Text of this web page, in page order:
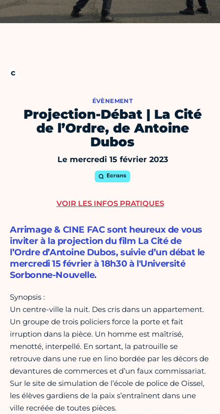
ÉVÈNEMENT
Projection-Débat | La Cité
de l’Ordre, de Antoine
Dubos
Le mercredi 15 février 2023
Ecrans
Arrimage & CINE FAC sont heureux de vous
inviter à la projection du film La Cité de
l’Ordre d’Antoine Dubos, suivie d’un débat le
mercredi 15 février à 18h30 à l'Université
Sorbonne-Nouvelle.
Synopsis :
Un centre-ville la nuit. Des cris dans un appartement.
Un groupe de trois policiers force la porte et fait
irruption dans la pièce. Un homme est maîtrisé,
menotté, interpellé. En sortant, la patrouille se
retrouve dans une rue en lino bordée par les décors de
devantures de commerces et d’un faux commissariat.
Sur le site de simulation de l’école de police de Oissel,
les élèves gardiens de la paix s’entraînent dans une
ville recréée de toutes pièces.
VOIR LES INFOS PRATIQUES